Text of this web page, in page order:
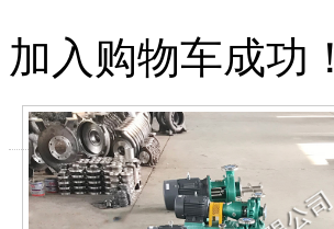
加入购物车成功！